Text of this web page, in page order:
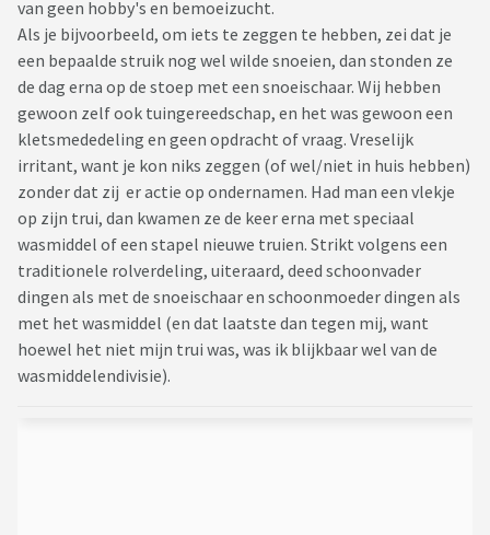
van geen hobby's en bemoeizucht.
Als je bijvoorbeeld, om iets te zeggen te hebben, zei dat je
een bepaalde struik nog wel wilde snoeien, dan stonden ze
de dag erna op de stoep met een snoeischaar. Wij hebben
gewoon zelf ook tuingereedschap, en het was gewoon een
kletsmededeling en geen opdracht of vraag. Vreselijk
irritant, want je kon niks zeggen (of wel/niet in huis hebben)
zonder dat zij er actie op ondernamen. Had man een vlekje
op zijn trui, dan kwamen ze de keer erna met speciaal
wasmiddel of een stapel nieuwe truien. Strikt volgens een
traditionele rolverdeling, uiteraard, deed schoonvader
dingen als met de snoeischaar en schoonmoeder dingen als
met het wasmiddel (en dat laatste dan tegen mij, want
hoewel het niet mijn trui was, was ik blijkbaar wel van de
wasmiddelendivisie).